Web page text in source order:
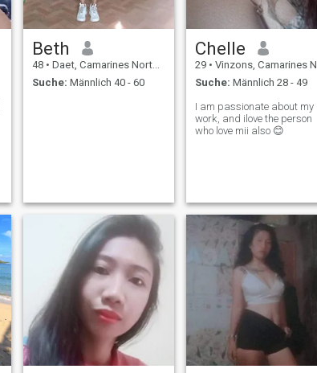
Beth
48 • Daet, Camarines Norte, Philippinen
Suche: Männlich 40 - 60
Chelle
29 • Vinzons, Camarines Norte, Philippinen
Suche: Männlich 28 - 49
I am passionate about my
work, and ilove the person
who love mii also 😊